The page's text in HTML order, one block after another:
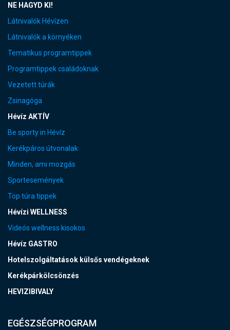
NE HAGYD KI!
Látnivalók Hévízen
Látnivalók a környéken
Tematikus programtippek
Programtippek családoknak
Vezetett túrák
Zsinagóga
Hévíz AKTÍV
Be sporty in Hévíz
Kerékpáros útvonalak
Minden, ami mozgás
Sportesemények
Top túra tippek
Hévízi WELLNESS
Videós wellness kisokos
Hévíz GASTRO
Hotelszolgáltatások külsős vendégeknek
Kerékpárkölcsönzés
HEVIZIBIVALY
EGÉSZSÉGPROGRAM